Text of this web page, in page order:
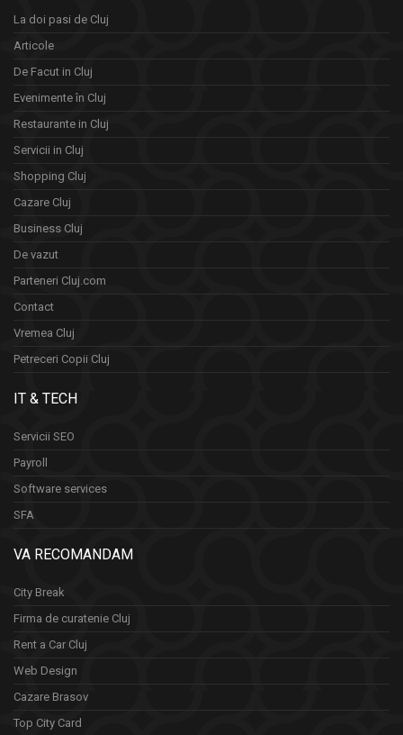
La doi pasi de Cluj
Articole
De Facut in Cluj
Evenimente în Cluj
Restaurante in Cluj
Servicii in Cluj
Shopping Cluj
Cazare Cluj
Business Cluj
De vazut
Parteneri Cluj.com
Contact
Vremea Cluj
Petreceri Copii Cluj
IT & TECH
Servicii SEO
Payroll
Software services
SFA
VA RECOMANDAM
City Break
Firma de curatenie Cluj
Rent a Car Cluj
Web Design
Cazare Brasov
Top City Card